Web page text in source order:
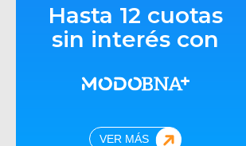
Hasta 12 cuotas
sin interés con
VER MÁS